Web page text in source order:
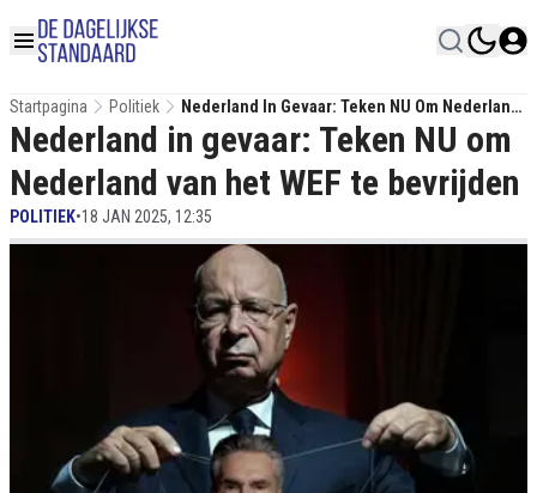
Startpagina Politiek
Nederland In Gevaar: Teken NU Om Nederland
Van Het WEF Te Bevrijden
Nederland in gevaar: Teken NU om
Nederland van het WEF te bevrijden
POLITIEK•18 JAN 2025, 12:35